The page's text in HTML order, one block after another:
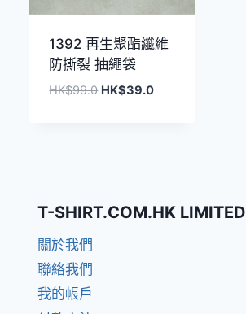
1392 再生聚酯纖維
防撕裂 抽繩袋
HK$99.0 原
HK$39.0目
T-SHIRT.COM.HK LIMITED
關於我們
聯絡我們
我的帳戶